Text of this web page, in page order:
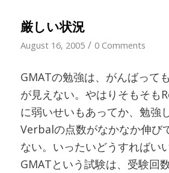
厳しい状況
August 16, 2005 / 0 Comments
GMATの勉強は、がんばって
が見えない。やはりそもそも
に弱いせいもあってか、勉強
Verbalの点数がなかなか伸び
ない。いったいどうすればい
GMATという試験は、受験回